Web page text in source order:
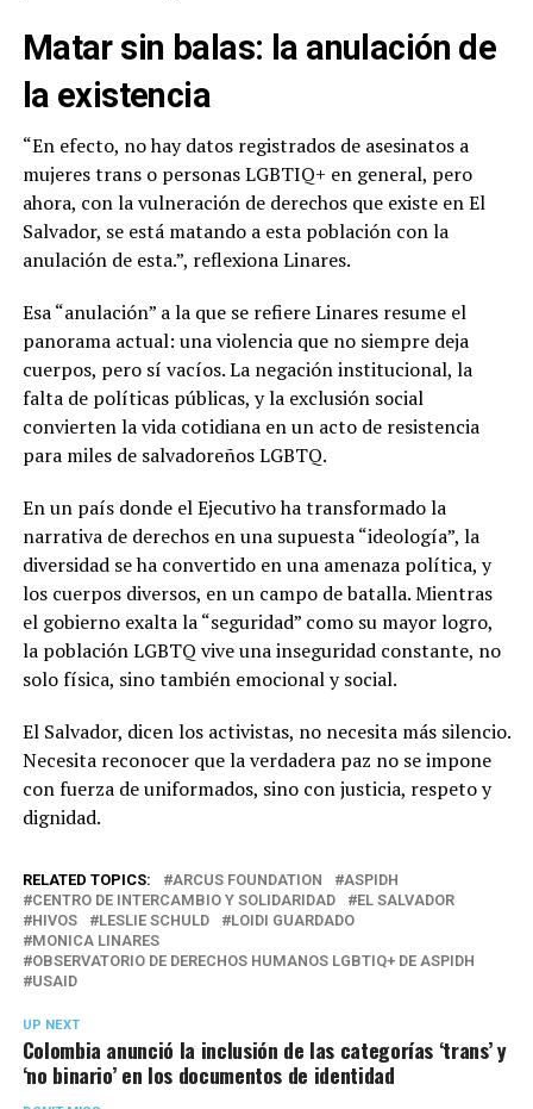
Matar sin balas: la anulación de
la existencia
“En efecto, no hay datos registrados de asesinatos a
mujeres trans o personas LGBTIQ+ en general, pero
ahora, con la vulneración de derechos que existe en El
Salvador, se está matando a esta población con la
anulación de esta.”, reflexiona Linares.
Esa “anulación” a la que se refiere Linares resume el
panorama actual: una violencia que no siempre deja
cuerpos, pero sí vacíos. La negación institucional, la
falta de políticas públicas, y la exclusión social
convierten la vida cotidiana en un acto de resistencia
para miles de salvadoreños LGBTQ.
En un país donde el Ejecutivo ha transformado la
narrativa de derechos en una supuesta “ideología”, la
diversidad se ha convertido en una amenaza política, y
los cuerpos diversos, en un campo de batalla. Mientras
el gobierno exalta la “seguridad” como su mayor logro,
la población LGBTQ vive una inseguridad constante, no
solo física, sino también emocional y social.
El Salvador, dicen los activistas, no necesita más silencio.
Necesita reconocer que la verdadera paz no se impone
con fuerza de uniformados, sino con justicia, respeto y
dignidad.
RELATED TOPICS: ARCUS FOUNDATION
ASPIDH
CENTRO DE INTERCAMBIO Y SOLIDARIDAD
EL SALVADOR
HIVOS
LESLIE SCHULD
LOIDI GUARDADO
MONICA LINARES
OBSERVATORIO DE DERECHOS HUMANOS LGBTIQ+ DE ASPIDH
USAID
UP NEXT
Colombia anunció la inclusión de las categorías ‘trans’ y
‘no binario’ en los documentos de identidad